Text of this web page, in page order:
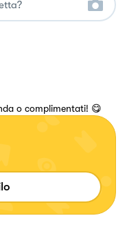
o complimentati! 😋